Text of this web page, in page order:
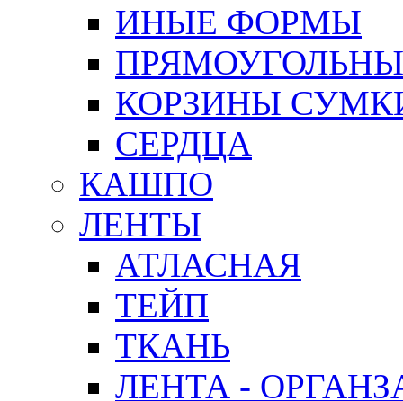
ИНЫЕ ФОРМЫ
КОРЗИНЫ
СЕРДЦА
КАШПО
ЛЕНТЫ
АТЛАСНАЯ
ТЕЙП
ТКАНЬ
ЛЕНТА -